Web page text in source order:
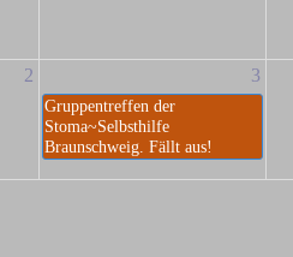
2 3
Gruppentreffen der
Stoma~Selbsthilfe
Braunschweig. Fällt aus!